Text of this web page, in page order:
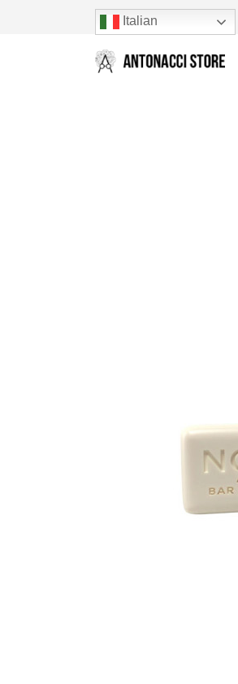
Italian